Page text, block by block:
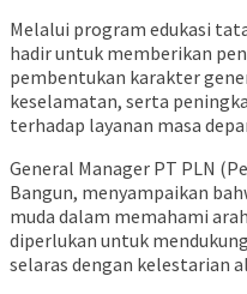
Melalui program edukasi
hadir untuk memberikan
pembentukan karakter
keselamatan, serta
terhadap layanan masa
General Manager PT PLN
Bangun, menyampaikan
muda dalam memahami
diperlukan untuk
selaras dengan kelestarian